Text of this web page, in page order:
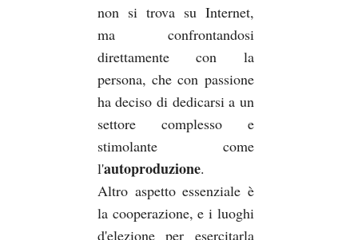
non si trova su Internet,
ma confrontandosi
direttamente con la
persona, che con passione
ha deciso di dedicarsi a un
settore complesso e
stimolante come
l'autoproduzione.
Altro aspetto essenziale è
la cooperazione, e i luoghi
d'elezione per esercitarla